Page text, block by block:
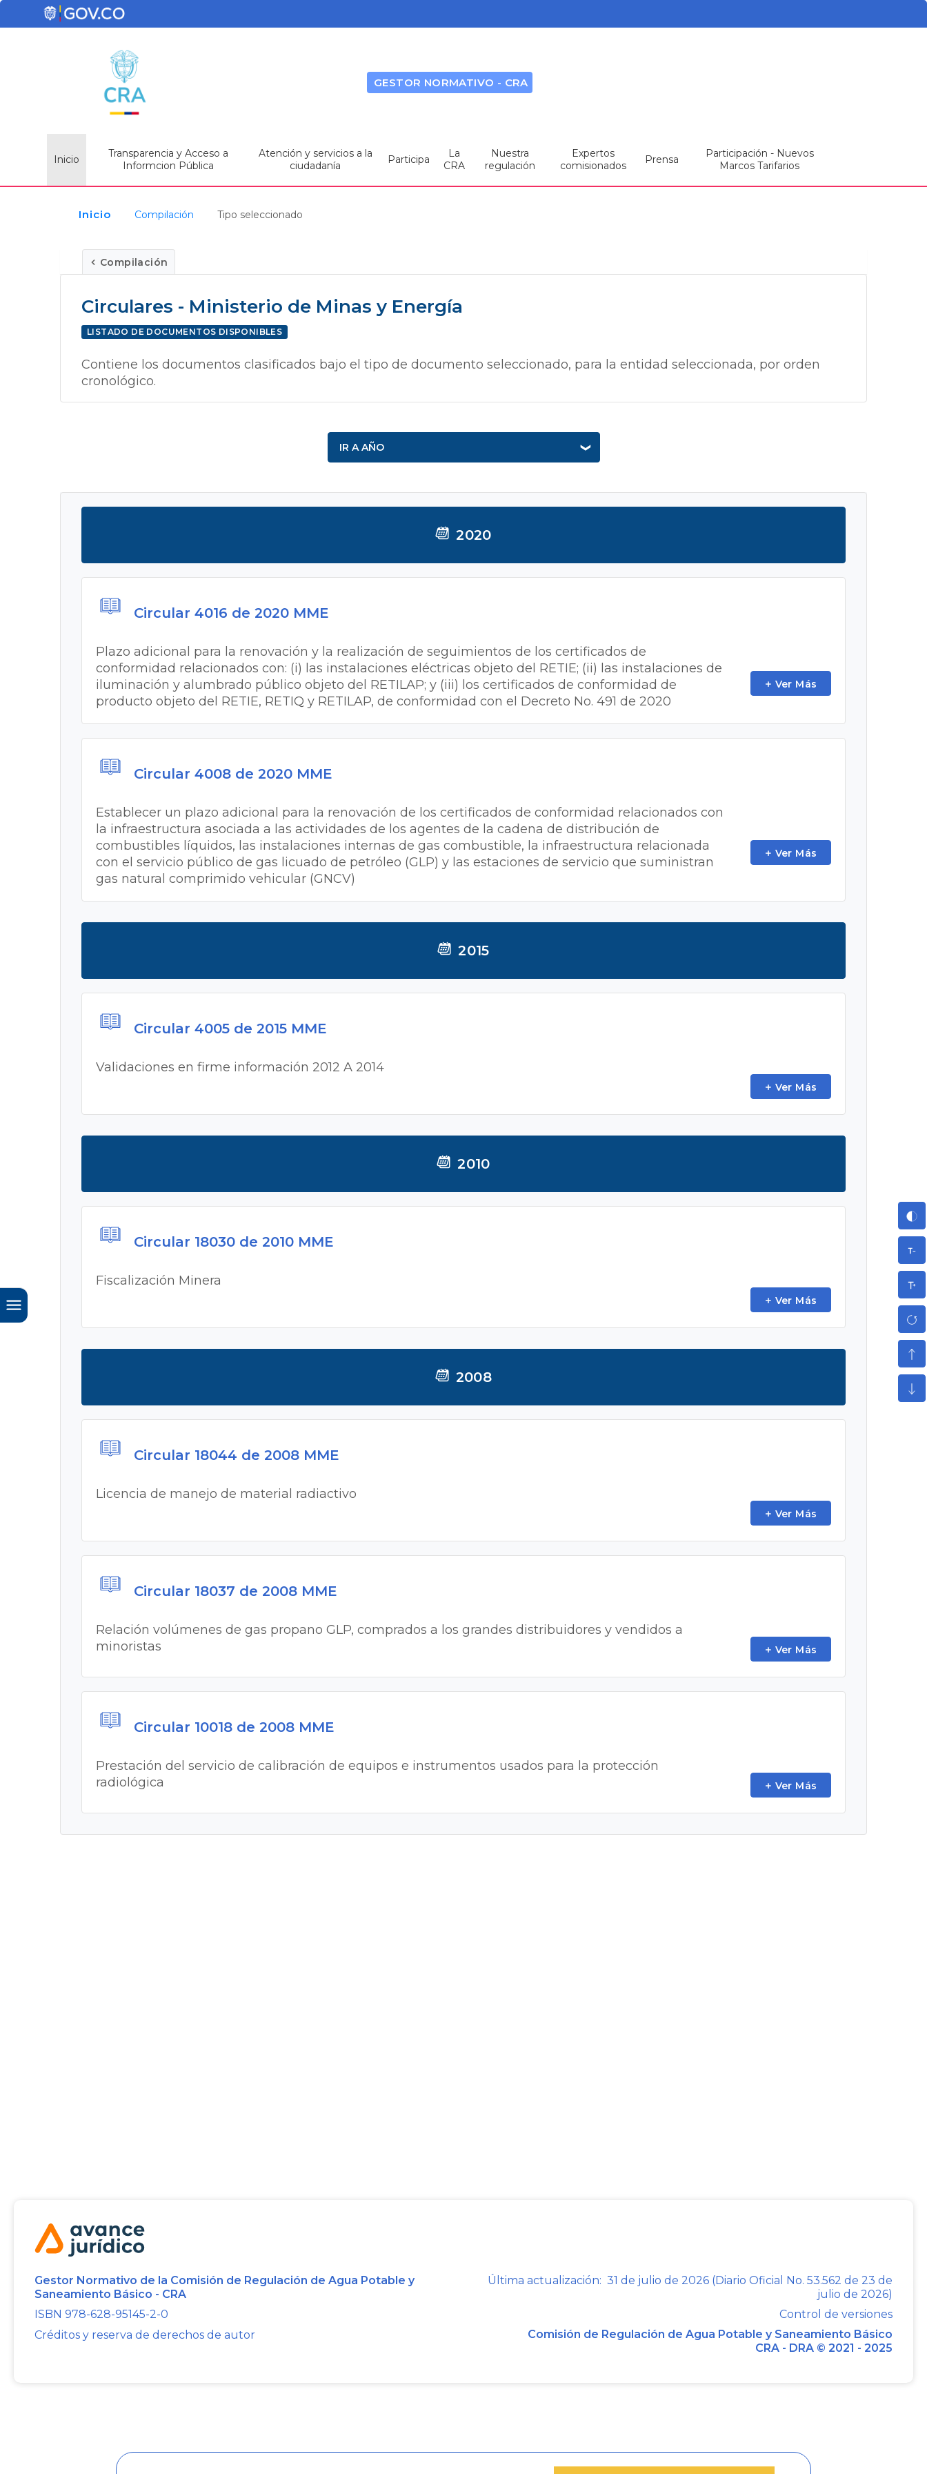
GESTOR NORMATIVO - CRA
Inicio
Transparencia y Acceso a
Informcion Pública
Atención y servicios a la
ciudadanía
Participa
La
CRA
Nuestra
regulación
Expertos
comisionados
Prensa
Participación - Nuevos
Marcos Tarifarios
Inicio Compilación Tipo seleccionado
Compilación
Circulares - Ministerio de Minas y Energía
LISTADO DE DOCUMENTOS DISPONIBLES
Contiene los documentos clasificados bajo el tipo de documento seleccionado, para la entidad seleccionada, por orden
cronológico.
IR A AÑO
2020
Circular 4016 de 2020 MME
Plazo adicional para la renovación y la realización de seguimientos de los certificados de
conformidad relacionados con: (i) las instalaciones eléctricas objeto del RETIE; (ii) las instalaciones de
iluminación y alumbrado público objeto del RETILAP; y (iii) los certificados de conformidad de
producto objeto del RETIE, RETIQ y RETILAP, de conformidad con el Decreto No. 491 de 2020
Ver Más
Circular 4008 de 2020 MME
Establecer un plazo adicional para la renovación de los certificados de conformidad relacionados con
la infraestructura asociada a las actividades de los agentes de la cadena de distribución de
combustibles líquidos, las instalaciones internas de gas combustible, la infraestructura relacionada
con el servicio público de gas licuado de petróleo (GLP) y las estaciones de servicio que suministran
gas natural comprimido vehicular (GNCV)
Ver Más
2015
Circular 4005 de 2015 MME
Validaciones en firme información 2012 A 2014
Ver Más
2010
Circular 18030 de 2010 MME
Fiscalización Minera
Ver Más
2008
Circular 18044 de 2008 MME
Licencia de manejo de material radiactivo
Ver Más
Circular 18037 de 2008 MME
Relación volúmenes de gas propano GLP, comprados a los grandes distribuidores y vendidos a
minoristas
Ver Más
Circular 10018 de 2008 MME
Prestación del servicio de calibración de equipos e instrumentos usados para la protección
radiológica
Ver Más
Gestor Normativo de la Comisión de Regulación de Agua Potable y
Saneamiento Básico - CRA
ISBN 978-628-95145-2-0
Última actualización: 31 de julio de 2026 (Diario Oficial No. 53.562 de 23 de
julio de 2026)
Control de versiones
Créditos y reserva de derechos de autor
Comisión de Regulación de Agua Potable y Saneamiento Básico
CRA - DRA © 2021 - 2025